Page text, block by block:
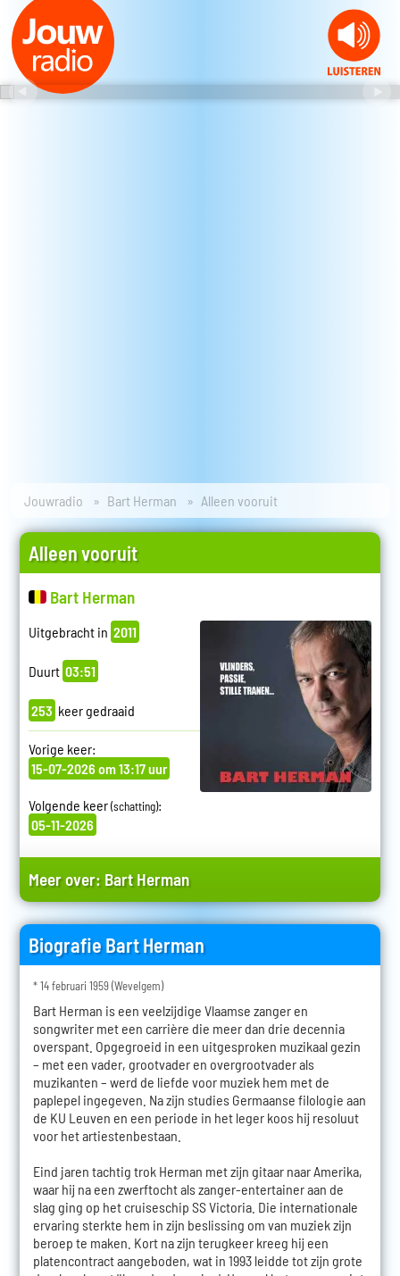
Jouwradio Bart Herman Alleen vooruit
Alleen vooruit
Bart Herman
Uitgebracht in 2011
Duurt 03:51
253 keer gedraaid
Vorige keer:
15-07-2026 om 13:17 uur
Volgende keer(schatting):
05-11-2026
Meer over: Bart Herman
Biografie Bart Herman
* 14 februari 1959 (Wevelgem)
Bart Herman is een veelzijdige Vlaamse zanger en
songwriter met een carrière die meer dan drie decennia
overspant. Opgegroeid in een uitgesproken muzikaal gezin
– met een vader, grootvader en overgrootvader als
muzikanten – werd de liefde voor muziek hem met de
paplepel ingegeven. Na zijn studies Germaanse filologie aan
de KU Leuven en een periode in het leger koos hij resoluut
voor het artiestenbestaan.
Eind jaren tachtig trok Herman met zijn gitaar naar Amerika,
waar hij na een zwerftocht als zanger-entertainer aan de
slag ging op het cruiseschip SS Victoria. Die internationale
ervaring sterkte hem in zijn beslissing om van muziek zijn
beroep te maken. Kort na zijn terugkeer kreeg hij een
platencontract aangeboden, wat in 1993 leidde tot zijn grote